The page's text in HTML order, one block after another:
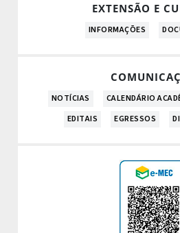
EXTENSÃO E
INFORMAÇÕES
NOTÍCIAS CALENDÁRIO
EDITAIS
EGRESSOS